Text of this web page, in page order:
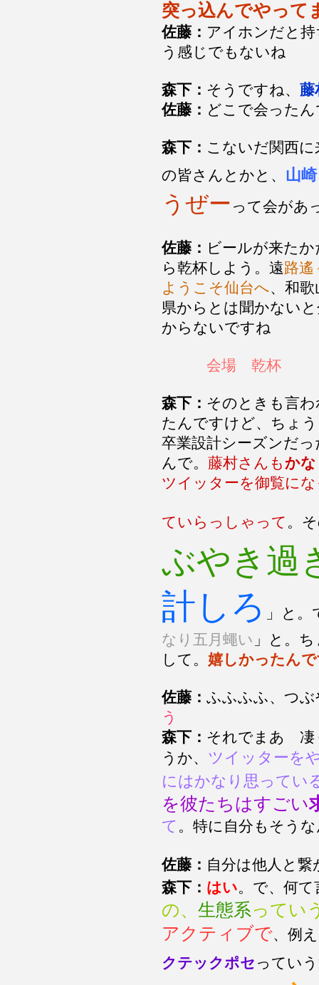
突っ込んでやって
佐藤： アイホンだと
う感じでもないね
森下： そうですね、 藤
佐藤： どこで会った
森下： こないだ関西
の皆さんとかと、 山
うぜー って会があ
佐藤： ビールが来たか
ら乾杯しよう。遠路遙
ようこそ仙台へ、和歌
県からとは聞かない
からないですね
会場 乾杯
森下： そのときも言わ
たんですけど、ちょ
卒業設計シーズンだっ
んで。 藤村さんもか
ツイッターを御覧に
ていらっしゃって 。
ぶやき過
計しろ 」
と。
なり五月蠅い 」と。
して。 嬉しかったん
佐藤： ふふふふ、つ
う
森下： それでまあ 凄
うか、 ツイッターを
にはかなり思ってい
を彼たちはすごい
て 。特に自分もそう
佐藤： 自分は他人と
森下： はい。で、何
の、 生態系ってい
アクティブで、例
クテックポセ ってい